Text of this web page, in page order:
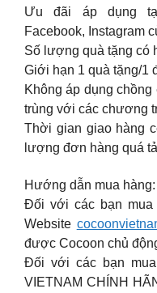
Ưu đãi áp dụng tại
Facebook, Instagram
Số lượng quà tặng có
Giới hạn 1 quà tặng/1
Không áp dụng
trùng với các chương
Thời gian giao hàng
lượng đơn hàng quá
Hướng dẫn mua hàng:
Đối với các bạn mua
Website
được Cocoon chủ
Đối với các bạn mua
VIETNAM CHÍNH